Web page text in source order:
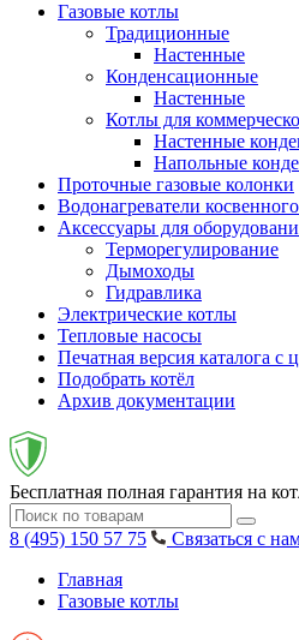
Газовые котлы
Традиционные
Настенные
Конденсационные
Настенные
Котлы для
Настенные
Напольные
Проточные газовые колонки
Водонагреватели
Аксессуары для
Терморегулирование
Дымоходы
Гидравлика
Электрические котлы
Тепловые насосы
Печатная версия каталога с
Подобрать котёл
Архив документации
Бесплатная полная гарантия на
8 (495) 150 57 75
Связаться с
Главная
Газовые котлы